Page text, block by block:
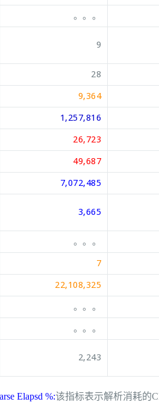
。。。
9
28
9,364
1,257,816
26,723
49,687
7,072,485
3,665
。。。
7
22,108,325
。。。
。。。
2,243
Elapsd %:该指标表示解析消耗的